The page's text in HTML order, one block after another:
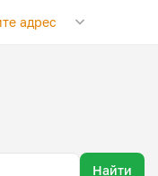
адрес
Найти